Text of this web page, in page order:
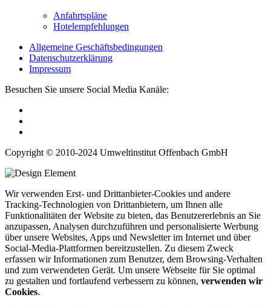
Anfahrtspläne
Hotelempfehlungen
Allgemeine Geschäftsbedingungen
Datenschutzerklärung
Impressum
Besuchen Sie unsere Social Media Kanäle:
Copyright © 2010-2024 Umweltinstitut Offenbach GmbH
Wir verwenden Erst- und Drittanbieter-Cookies und andere
Tracking-Technologien von Drittanbietern, um Ihnen alle
Funktionalitäten der Website zu bieten, das Benutzererlebnis an Sie
anzupassen, Analysen durchzuführen und personalisierte Werbung
über unsere Websites, Apps und Newsletter im Internet und über
Social-Media-Plattformen bereitzustellen. Zu diesem Zweck
erfassen wir Informationen zum Benutzer, dem Browsing-Verhalten
und zum verwendeten Gerät. Um unsere Webseite für Sie optimal
zu gestalten und fortlaufend verbessern zu können, verwenden wir
Cookies.